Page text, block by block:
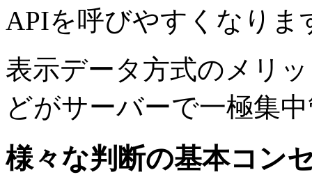
APIを呼びやすくなりま
表示データ方式のメリ
どがサーバーで一極集
様々な判断の基本コン